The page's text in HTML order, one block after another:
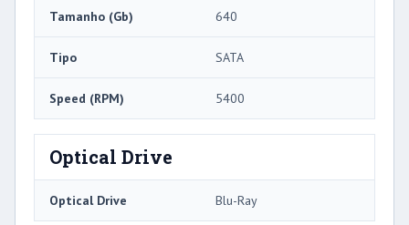
Tamanho (Gb) 640
Tipo SATA
Speed ​​(RPM) 5400
Optical Drive
Optical Drive Blu-Ray